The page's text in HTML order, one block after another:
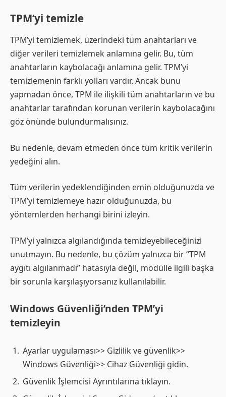
TPM’yi temizle
TPM’yi temizlemek, üzerindeki tüm anahtarları ve
diğer verileri temizlemek anlamına gelir. Bu, tüm
anahtarların kaybolacağı anlamına gelir. TPM’yi
temizlemenin farklı yolları vardır. Ancak bunu
yapmadan önce, TPM ile ilişkili tüm anahtarların ve bu
anahtarlar tarafından korunan verilerin kaybolacağını
göz önünde bulundurmalısınız.
Bu nedenle, devam etmeden önce tüm kritik verilerin
yedeğini alın.
Tüm verilerin yedeklendiğinden emin olduğunuzda ve
TPM’yi temizlemeye hazır olduğunuzda, bu
yöntemlerden herhangi birini izleyin.
TPM’yi yalnızca algılandığında temizleyebileceğinizi
unutmayın. Bu nedenle, bu çözüm yalnızca bir “TPM
aygıtı algılanmadı” hatasıyla değil, modülle ilgili başka
bir sorunla karşılaşıyorsanız kullanılabilir.
Windows Güvenliği’nden TPM’yi
temizleyin
Ayarlar uygulaması>> Gizlilik ve güvenlik>>
Windows Güvenliği>> Cihaz Güvenliği gidin.
Güvenlik İşlemcisi Ayrıntılarına tıklayın.